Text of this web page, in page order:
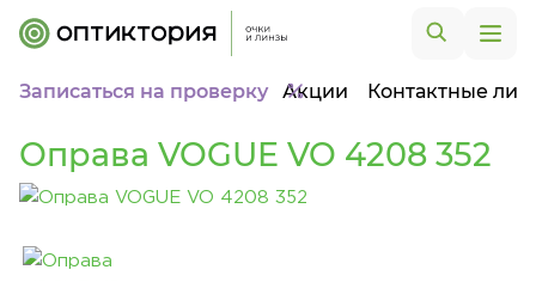
Записаться на проверку Акции Контактные
Оправа VOGUE VO 4208 352